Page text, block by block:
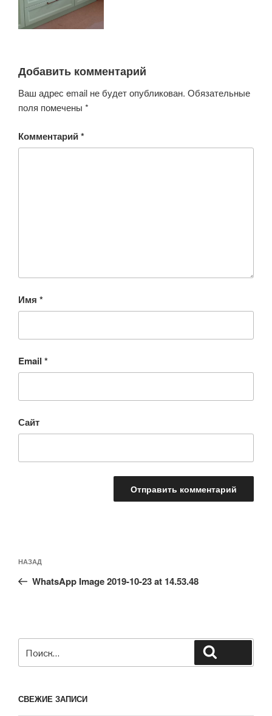
Добавить комментарий
Ваш адрес email не будет опубликован. Обязательные
поля помечены *
Комментарий*
Имя *
Email *
Сайт
по
записям
Предыдущая
запись:
НАЗАД
WhatsApp Image 2019-10-23 at 14.53.48
СВЕЖИЕ ЗАПИСИ